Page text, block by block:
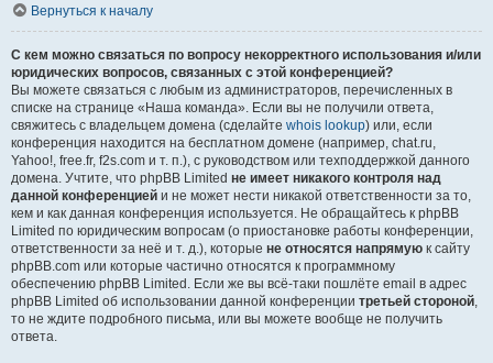
Вернуться к началу
С кем можно связаться по вопросу некорректного использования и/или
юридических вопросов, связанных с этой конференцией?
Вы можете связаться с любым из администраторов, перечисленных в
списке на странице «Наша команда». Если вы не получили ответа,
свяжитесь с владельцем домена (сделайте whois lookup) или, если
конференция находится на бесплатном домене (например, chat.ru,
Yahoo!, free.fr, f2s.com и т. п.), с руководством или техподдержкой данного
домена. Учтите, что phpBB Limited не имеет никакого контроля над
данной конференцией и не может нести никакой ответственности за то,
кем и как данная конференция используется. Не обращайтесь к phpBB
Limited по юридическим вопросам (о приостановке работы конференции,
ответственности за неё и т. д.), которые не относятся напрямую к сайту
phpBB.com или которые частично относятся к программному
обеспечению phpBB Limited. Если же вы всё-таки пошлёте email в адрес
phpBB Limited об использовании данной конференции третьей стороной,
то не ждите подробного письма, или вы можете вообще не получить
ответа.